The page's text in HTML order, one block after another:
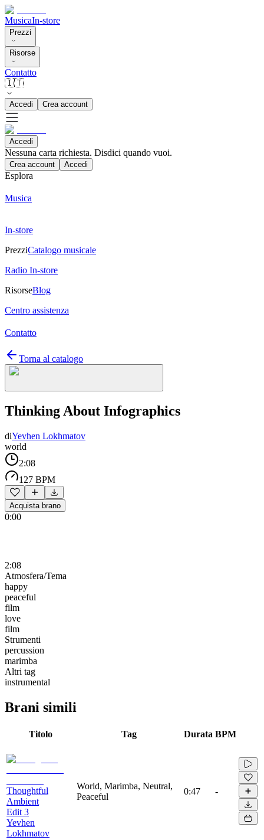
MusicaIn-store
Prezzi
Risorse
Contatto
🇮🇹
Accedi Crea account
Accedi
Nessuna carta richiesta. Disdici quando vuoi.
Crea account Accedi
Esplora
Musica
In-store
PrezziCatalogo musicale
Radio In-store
RisorseBlog
Centro assistenza
Contatto
Torna al catalogo
Thinking About Infographics
diYevhen Lokhmatov
world
2:08
127 BPM
Acquista brano
0:00
2:08
Atmosfera/Tema
happy
peaceful
film
love
film
Strumenti
percussion
marimba
Altri tag
instrumental
Brani simili
Titolo Tag Durata BPM
Thoughtful
Ambient
Edit 3
Yevhen
Lokhmatov
World, Marimba, Neutral,
Peaceful
0:47 -